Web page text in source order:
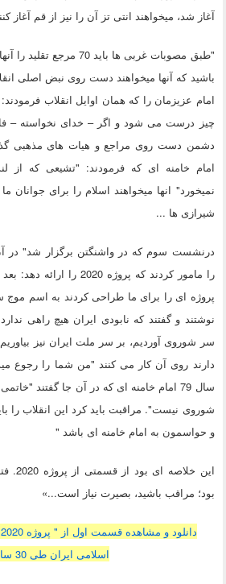
آغاز شد، میخواهند انتی تز آن را نیز از قم آغاز
"طبق مصوبات غربی ها باید
باشید که آنها میخواهند دست روی نبض اصلی
امام عزیزمان را که همان اوایل انقلاب
چیز درست مى شود و اگر – خداى نخواسته –
دشمن دست روی مراجع و هیات های مذهبی
امام خامنه ای که فرمودند: "تشیعی که از
نمیخورد" انها میخواهند اسلام را برای جوانان
شیرازی ها ...
درنشست سوم که در واشنگتن برگزار شد" در
را مامور کردند که پروژه
نوشتند و گفتند که نابودی ایران هیچ راهی
دارند روی آن کار می کنند "من شما را رجوع
سال 79 امام خامنه ای که در آن جا گفتند
شوروی نیست". مراقبت باید کرد این انقلاب را
و حواسمون به امام خامنه ای باشد "
این
بود؛ مراقب باشید، بصیرت نیاز است...»
اسلامی ایران طی 30 سال "